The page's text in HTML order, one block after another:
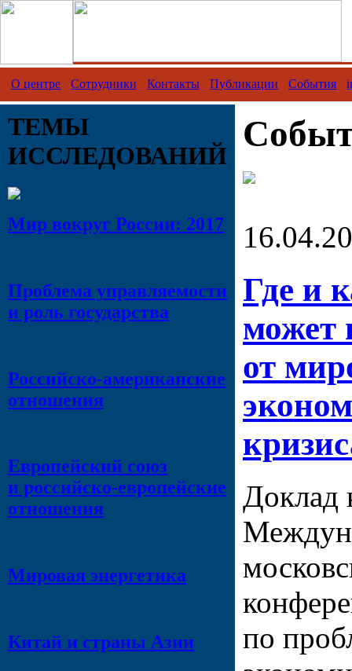
О центре Сотрудники Контакты Публикации События
ТЕМЫ
ИССЛЕДОВАНИЙ
Мир вокруг России: 2017
Проблема управляемости
и роль государства
Российско-американские
отношения
Европейский союз
и российско-европейские
отношения
Мировая энергетика
Китай и страны Азии
Где и
может
от
Доклад
по